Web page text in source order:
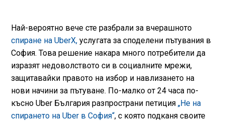
Най-вероятно вече сте разбрали за вчерашното
спиране на UberX,услугата за споделени пътувания в
София. Това решение накара много потребители да
изразят недоволството си в социалните мрежи,
защитавайки правото на избор и навлизането на
нови начини за пътуване. По-малко от 24 часа по-
късно Uber България разпространи петиция „Не на
спирането на Uber в София“, с която подканя своите